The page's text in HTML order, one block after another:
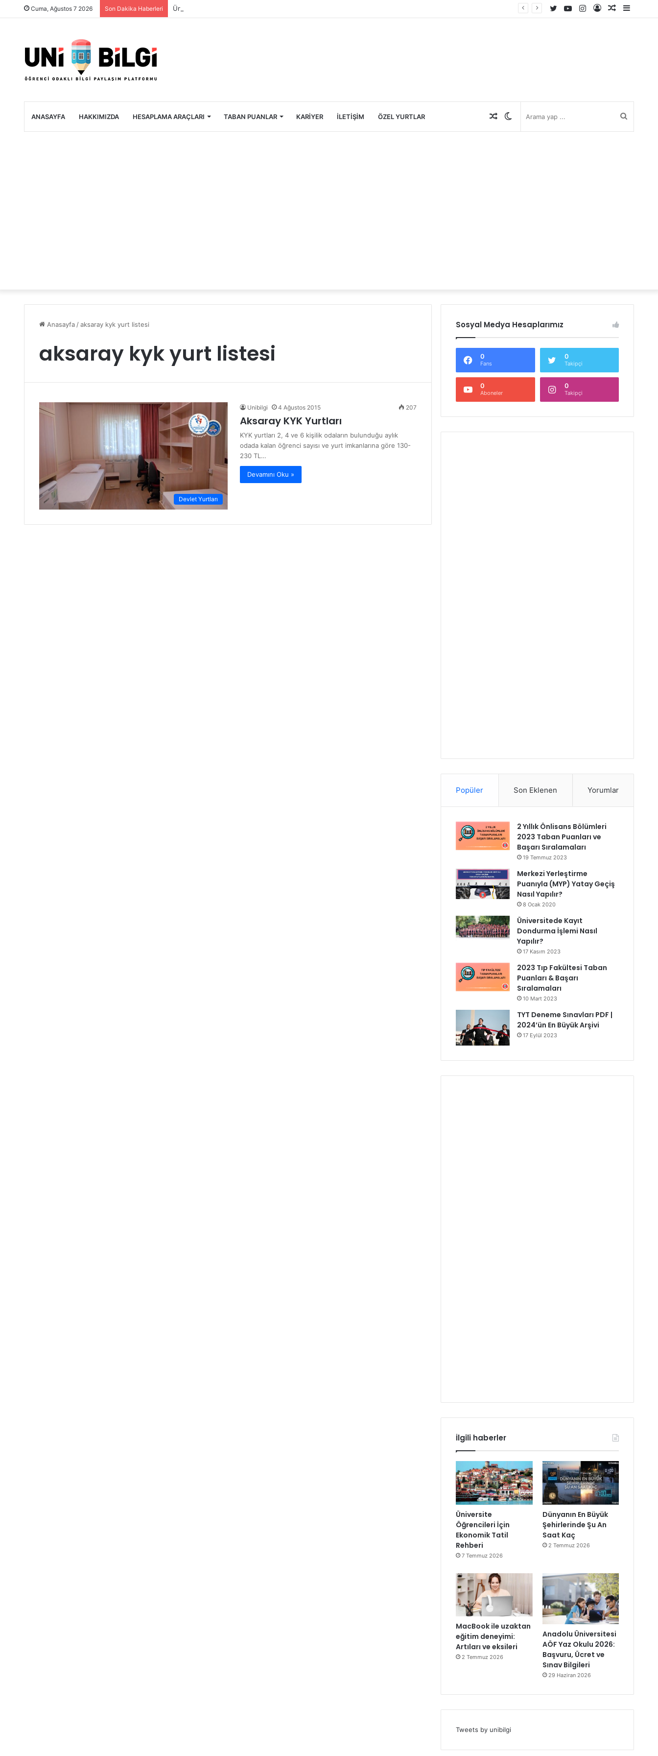
Cuma, Ağustos 7 2026 Son Dakika Haberleri Üniversite Öğrencileri İçin Ekonomik Tatil Rehberi
Rastgele
Kayıt
Instagram
YouTube
Twitter
ANASAYFA HAKKIMIZDA HESAPLAMA ARAÇLARI TABAN PUANLAR KARIYER İLETIŞIM ÖZEL YURTLAR Rastgele
Anasayfa / aksaray kyk yurt listesi
aksaray kyk yurt listesi
Devlet Yurtları
Unibilgi 4 Ağustos 2015 207
Aksaray KYK Yurtları
KYK yurtları 2, 4 ve 6 kişilik odaların bulunduğu aylık
odada kalan öğrenci sayısı ve yurt imkanlarına göre 130-
230 TL…
Devamını Oku »
Sosyal Medya Hesaplarımız
0
Fans
0
Takipçi
0
Aboneler
0
Takipçi
Popüler Son Eklenen Yorumlar
2 Yıllık Önlisans Bölümleri
2023 Taban Puanları ve
Başarı Sıralamaları
19 Temmuz 2023
Merkezi Yerleştirme
Puanıyla (MYP) Yatay Geçiş
Nasıl Yapılır?
8 Ocak 2020
Üniversitede Kayıt
Dondurma İşlemi Nasıl
Yapılır?
17 Kasım 2023
2023 Tıp Fakültesi Taban
Puanları & Başarı
Sıralamaları
10 Mart 2023
TYT Deneme Sınavları PDF |
2024’ün En Büyük Arşivi
17 Eylül 2023
İlgili haberler
Üniversite
Öğrencileri İçin
Ekonomik Tatil
Rehberi
7 Temmuz 2026
Dünyanın En Büyük
Şehirlerinde Şu An
Saat Kaç
2 Temmuz 2026
MacBook ile uzaktan
eğitim deneyimi:
Artıları ve eksileri
2 Temmuz 2026
Anadolu Üniversitesi
AÖF Yaz Okulu 2026:
Başvuru, Ücret ve
Sınav Bilgileri
29 Haziran 2026
Tweets by unibilgi